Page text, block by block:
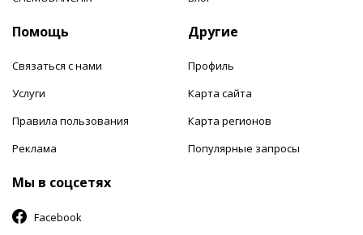
Помощь
Связаться с нами
Услуги
Правила пользования
Реклама
Другие
Профиль
Карта сайта
Карта регионов
Популярные запросы
Мы в соцсетях
Facebook